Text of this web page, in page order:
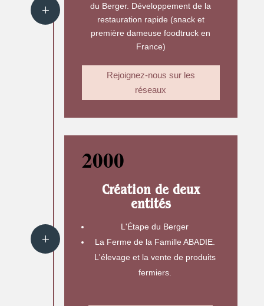
du Berger. Développement de la
restauration rapide (snack et
première dameuse foodtruck en
France)
Rejoignez-nous sur les
réseaux
2000
Création de deux
entités
L'Étape du Berger
La Ferme de la Famille ABADIE.
L'élevage et la vente de produits
fermiers.